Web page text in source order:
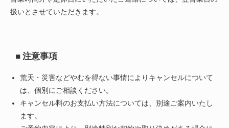
扱いとさせていただきます。
■ 注意事項
荒天・災害などやむを得ない事情によりキャンセルについて
は、個別にご相談ください。
キャンセル料のお支払い方法については、別途ご案内いたし
ます。